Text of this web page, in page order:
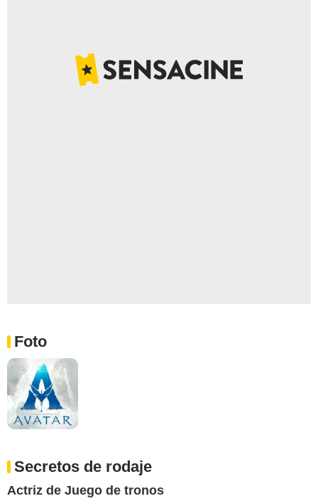
Foto
Secretos de rodaje
Actriz de Juego de tronos